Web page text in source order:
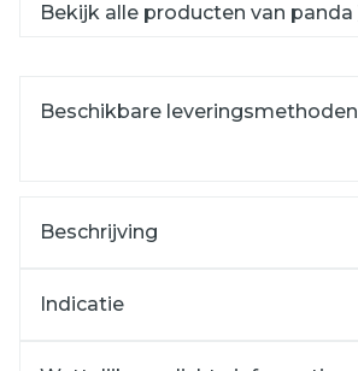
Bekijk alle producten van panda
Beschikbare leveringsmethoden
Beschrijving
Indicatie